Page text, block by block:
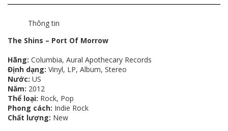
Thông tin
The Shins – Port Of Morrow
Hãng: Columbia, Aural Apothecary Records
Định dạng: Vinyl, LP, Album, Stereo
Nước: US
Năm: 2012
Thể loại: Rock, Pop
Phong cách: Indie Rock
Chất lượng: New